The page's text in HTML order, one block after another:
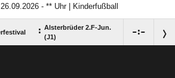
- ** Uhr | Kinderfußball
: Alsterbrüder 2.F-Jun.
(J1)
: